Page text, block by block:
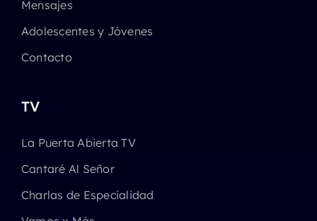
Mensajes
Adolescentes y Jóvenes
Contacto
TV
La Puerta Abierta TV
Cantaré Al Señor
Charlas de Especialidad